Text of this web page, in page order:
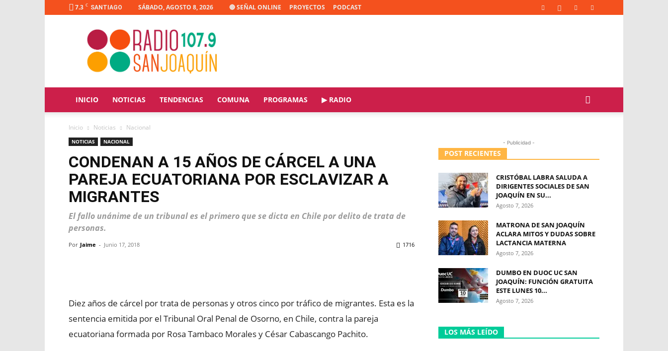
7.3 C SANTIAGO SÁBADO, AGOSTO 8, 2026 🔴 SEÑAL ONLINE PROYECTOS PODCAST
Radio
Joaquín
INICIO NOTICIAS TENDENCIAS COMUNA PROGRAMAS ▶ RADIO
Inicio Noticias Nacional
NOTICIAS NACIONAL
CONDENAN A 15 AÑOS DE CÁRCEL A UNA
PAREJA ECUATORIANA POR ESCLAVIZAR A
MIGRANTES
El fallo unánime de un tribunal es el primero que se dicta en Chile por delito de trata de
personas.
Por Jaime - Junio 17, 2018 1716
Diez años de cárcel por trata de personas y otros cinco por tráfico de migrantes. Esta es la
sentencia emitida por el Tribunal Oral Penal de Osorno, en Chile, contra la pareja
ecuatoriana formada por Rosa Tambaco Morales y César Cabascango Pachito.
- Publicidad -
POST RECIENTES
CRISTÓBAL LABRA SALUDA A
DIRIGENTES SOCIALES DE SAN
JOAQUÍN EN SU...
Agosto 7, 2026
MATRONA DE SAN JOAQUÍN
ACLARA MITOS Y DUDAS SOBRE
LACTANCIA MATERNA
Agosto 7, 2026
DUMBO EN DUOC UC SAN
JOAQUÍN: FUNCIÓN GRATUITA
ESTE LUNES 10...
Agosto 7, 2026
LOS MÁS LEÍDO